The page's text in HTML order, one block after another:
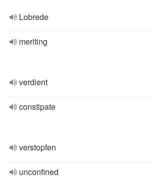
Lobrede
meriting
verdient
constipate
verstopfen
unconfined